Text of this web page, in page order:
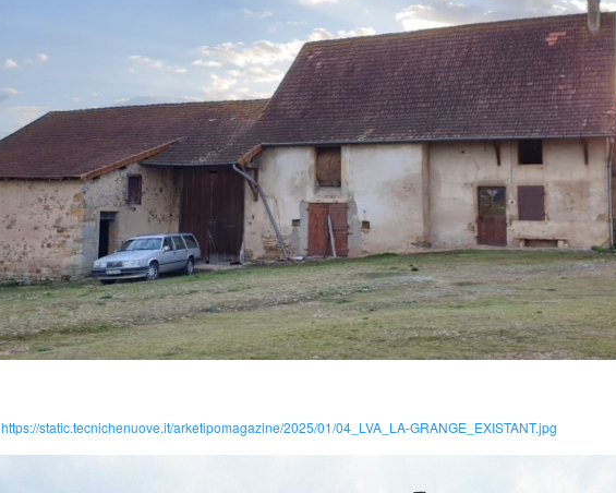
https://static.tecnichenuove.it/arketipomagazine/2025/01/04_LVA_LA-GRANGE_EXISTANT.jpg